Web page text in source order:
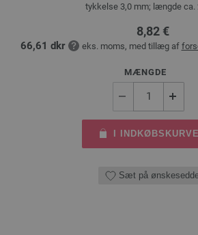
tykkelse 3,0 mm; længde ca.
8,82 €
66,61 dkr eks. moms, med tillæg af
MÆNGDE
I
Sæt på